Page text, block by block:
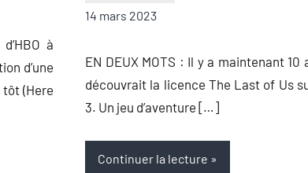
à
d’une
(Here
14 mars 2023
Auger
commentaires
EN DEUX MOTS : Il y a maintenant 10
découvrait la licence The Last of Us
3. Un jeu d’aventure […]
Continuer la lecture